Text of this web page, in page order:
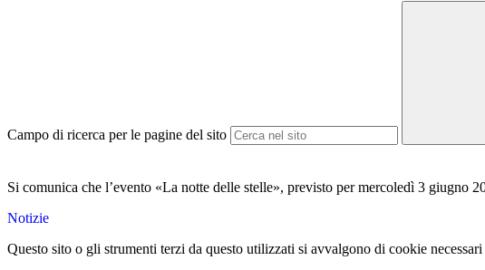
Campo di ricerca per le pagine del sito
Si comunica che l’evento «La notte delle stelle», previsto per mercoledì 3 giugno
Notizie
Questo sito o gli strumenti terzi da questo utilizzati si avvalgono di cookie